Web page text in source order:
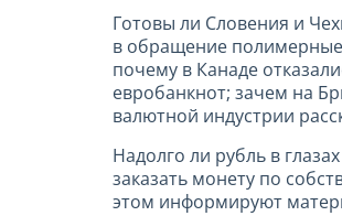
Готовы ли Словения и
в обращение полимерные
почему в Канаде
евробанкнот; зачем на
валютной индустрии
Надолго ли рубль в
заказать монету по
этом информируют